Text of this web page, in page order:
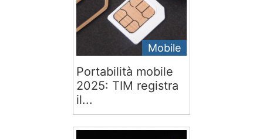
Mobile
Portabilità mobile
2025: TIM registra
il...